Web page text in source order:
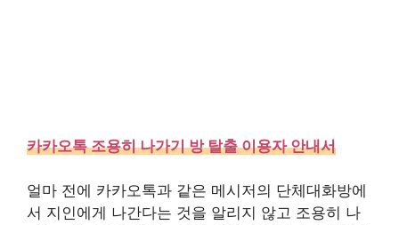
카카오톡 조용히 나가기 방 탈출 이용자 안내서
얼마 전에 카카오톡과 같은 메시저의 단체대화방에
서 지인에게 나간다는 것을 알리지 않고 조용히 나